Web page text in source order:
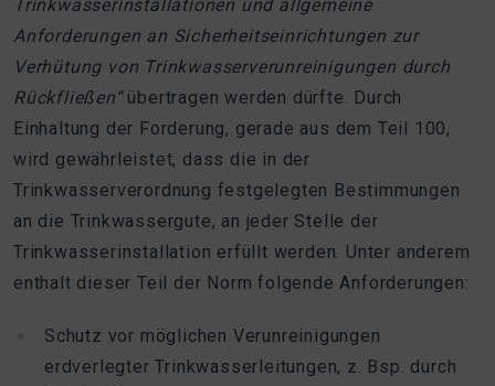
Trinkwasserinstallationen und allgemeine
Anforderungen an Sicherheitseinrichtungen zur
Verhütung von Trinkwasserverunreinigungen durch
Rückfließen“ übertragen werden dürfte. Durch
Einhaltung der Forderung, gerade aus dem Teil 100,
wird gewährleistet, dass die in der
Trinkwasserverordnung festgelegten Bestimmungen
an die Trinkwassergute, an jeder Stelle der
Trinkwasserinstallation erfüllt werden. Unter anderem
enthalt dieser Teil der Norm folgende Anforderungen:
Schutz vor möglichen Verunreinigungen
erdverlegter Trinkwasserleitungen, z. Bsp. durch